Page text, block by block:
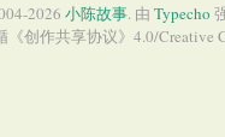
2026 小陈故事. 由 Typecho
《创作共享协议》4.0/Creative